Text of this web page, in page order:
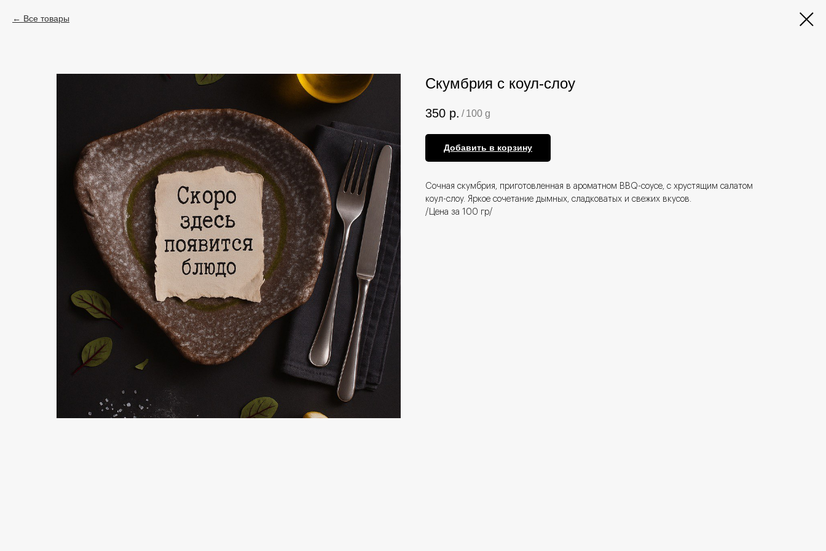
Все товары
Скумбрия с коул-слоу
350 р. / 100 g
Добавить в корзину
Сочная скумбрия, приготовленная в ароматном BBQ-соусе, с хрустящим салатом
коул-слоу. Яркое сочетание дымных, сладковатых и свежих вкусов.
/Цена за 100 гр/